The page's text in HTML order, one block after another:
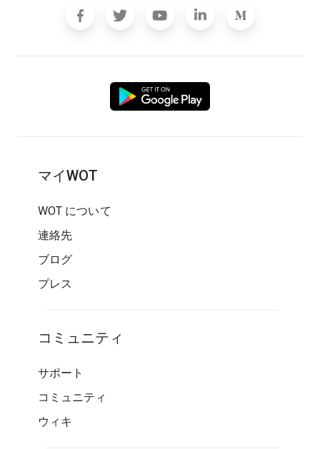
マイWOT
WOT について
連絡先
ブログ
プレス
コミュニティ
サポート
コミュニティ
ウィキ